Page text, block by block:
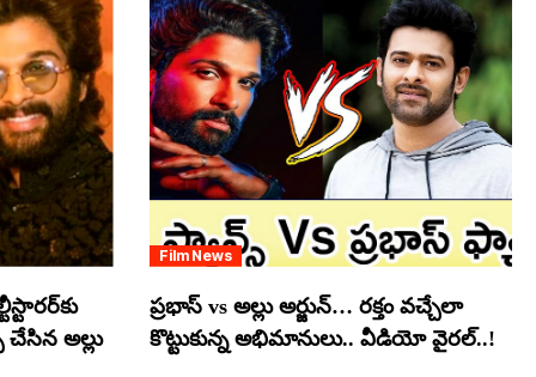
అల్లు
Film News
ప్రభాస్ vs అల్లు అర్జున్… రక్తం వచ్చేలా
కొట్టుకున్న అభిమానులు.. వీడియో వైరల్..!